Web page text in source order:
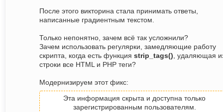
После этого викторина стала принимать ответы,
написанные градиентным текстом.
Только непонятно, зачем всё так усложнили?
Зачем использовать регулярки, замедляющие работу
скрипта, когда есть функция strip_tags() , удаляющая
строки все HTML и PHP теги?
Модернизируем этот фикс:
Эта информация скрыта и доступна только
зарегистрированным пользователям.